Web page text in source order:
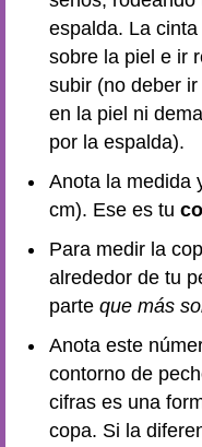
espalda. La
sobre la piel e ir
subir (no deber
en la piel ni
por la espalda).
Anota la medida
cm). Ese es tu
Para medir la
alrededor de tu
parte que más
Anota este
contorno de
cifras es una
copa. Si la